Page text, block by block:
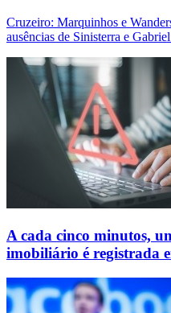
Cruzeiro: Marquinhos e
ausências de Sinisterra e
A cada cinco minutos,
imobiliário é registrada